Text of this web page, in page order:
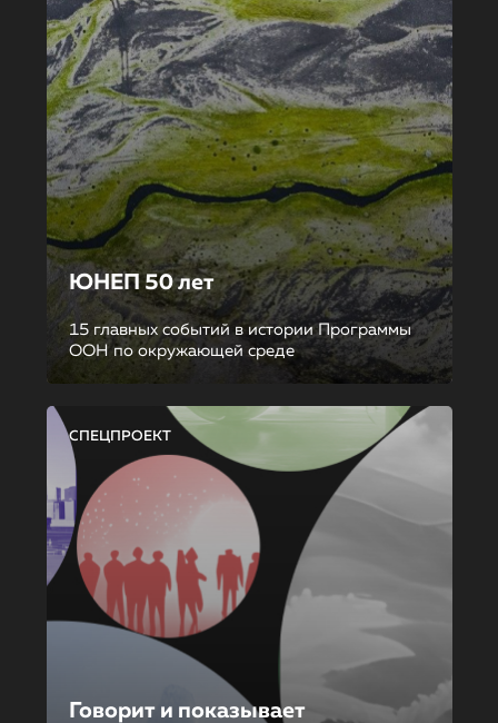
ЮНЕП 50 лет
15 главных событий в истории Программы
ООН по окружающей среде
СПЕЦПРОЕКТ
Говорит и показывает